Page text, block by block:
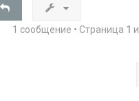
1 сообщение • Страница 1